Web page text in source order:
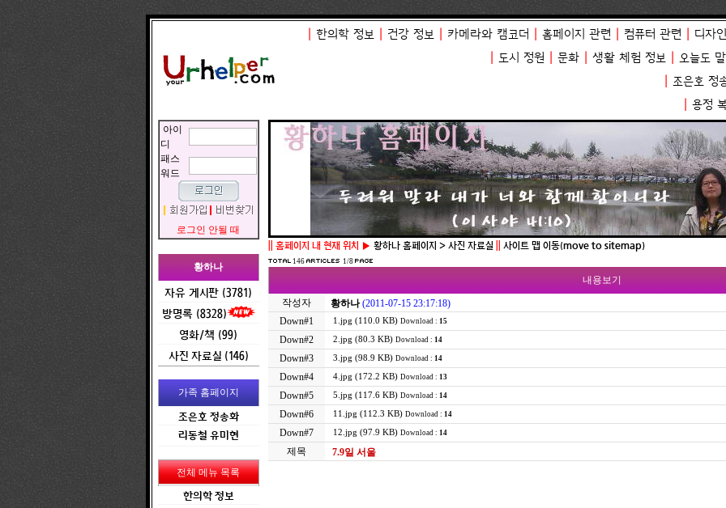
한의학 정보 건강 정보 카메라와 캠코더 홈페이지 관련 컴퓨터 관련
디자
도시 정원 문화 생활 체험 정보
오늘도
조은호 정
용정
아이
디
패스
워드
로그인 안될 때
황하나
자유 게시판 (3781)
방명록 (8328)
영화/책 (99)
사진 자료실 (146)
가족 홈페이지
조은호 정송화
리동철 유미현
전체 메뉴 목록
한의학 정보
홈페이지 내 현재 위치 ▶ 황하나 홈페이지 > 사진 자료실 사이트 맵 이동(move to sitemap)
146 1/8
내용보기
작성자
황하나 (2011-07-15 23:17:18)
Down#1
1.jpg (110.0 KB) Download : 15
Down#2 2.jpg (80.3 KB) Download : 14
Down#3 3.jpg (98.9 KB) Download : 14
Down#4 4.jpg (172.2 KB) Download : 13
Down#5 5.jpg (117.6 KB) Download : 14
Down#6 11.jpg (112.3 KB) Download : 14
Down#7 12.jpg (97.9 KB) Download : 14
제목 7.9일 서울